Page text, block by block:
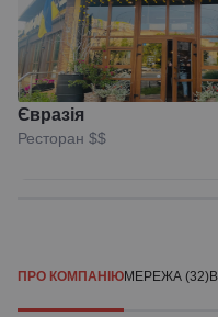
Євразія
Ресторан $$
ПРО КОМПАНІЮМЕРЕЖА (32)